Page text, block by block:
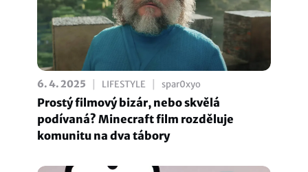
6. 4. 2025 LIFESTYLE spar0xyo
Prostý filmový bizár, nebo skvělá
podívaná? Minecraft film rozděluje
komunitu na dva tábory